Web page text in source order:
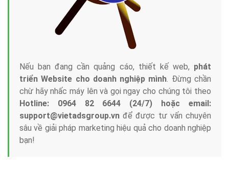
Nếu bạn đang cần quảng cáo, thiết kế web, phát
triển Website cho doanh nghiệp mình. Đừng chần
chừ hãy nhấc máy lên và gọi ngay cho chúng tôi theo
Hotline: 0964 82 6644 (24/7) hoặc email:
support@vietadsgroup.vn để được tư vấn chuyên
sâu về giải pháp marketing hiệu quả cho doanh nghiệp
bạn!